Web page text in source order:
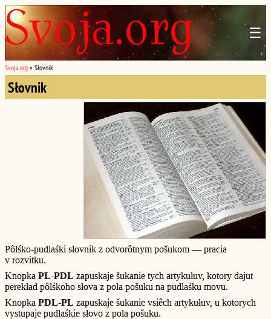
☰
Svoja.org » Słovnik
Słovnik
Pôlśko-pudlaśki słovnik z odvorôtnym pošukom — pracia
v rozvitku.
Knopka PL-PDL zapuskaje šukanie tych artykułuv, kotory dajut
perekład pôlśkoho słova z pola pošuku na pudlaśku movu.
Knopka PDL-PL zapuskaje šukanie vsiêch artykułuv, u kotorych
vystupaje pudlaśkie słovo z pola pošuku.